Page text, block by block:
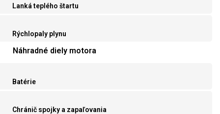
Lanká teplého štartu
Rýchlopaly plynu
Náhradné diely motora
Batérie
Chránič spojky a zapaľovania